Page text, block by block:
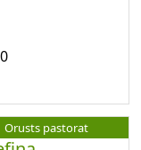
Orusts pastorat